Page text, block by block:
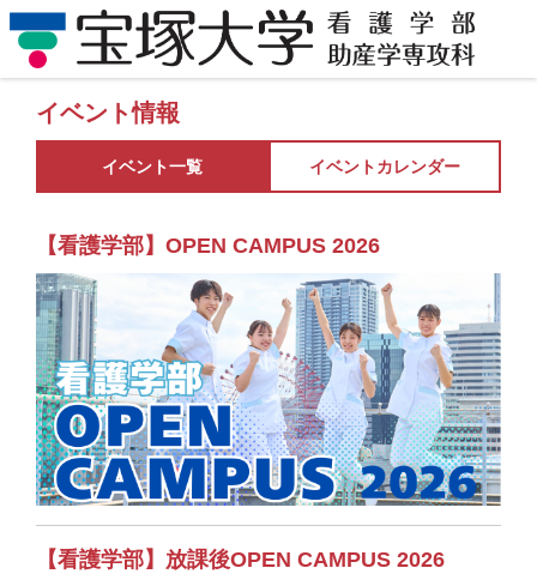
イベント情報
イベント一覧 イベントカレンダー
【看護学部】OPEN CAMPUS 2026
【看護学部】放課後OPEN CAMPUS 2026